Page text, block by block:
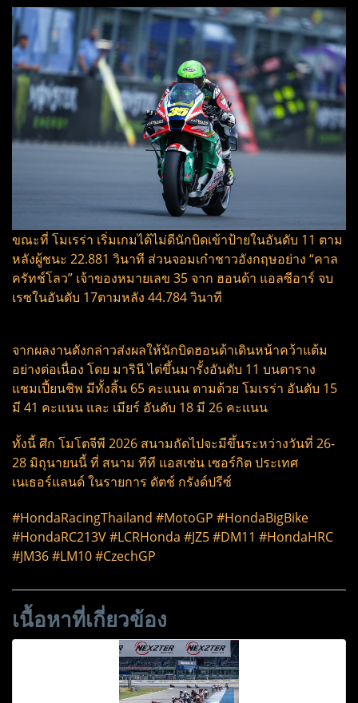
ขณะที่ โมเรร่า เริ่มเกมได้ไม่ดีนักบิดเข้าป้ายในอันดับ 11 ตาม
หลังผู้ชนะ 22.881 วินาที ส่วนจอมเก๋าชาวอังกฤษอย่าง “คาล
ครัทช์โลว” เจ้าของหมายเลข 35 จาก ฮอนด้า แอลซีอาร์ จบ
เรซในอันดับ 17ตามหลัง 44.784 วินาที
จากผลงานดังกล่าวส่งผลให้นักบิดฮอนด้าเดินหน้าคว้าแต้ม
อย่างต่อเนื่อง โดย มารินี ไต่ขึ้นมารั้งอันดับ 11 บนตาราง
แชมเปี้ยนชิพ มีทั้งสิ้น 65 คะแนน ตามด้วย โมเรร่า อันดับ 15
มี 41 คะแนน และ เมียร์ อันดับ 18 มี 26 คะแนน
ทั้งนี้ ศึก โมโตจีพี 2026 สนามถัดไปจะมีขึ้นระหว่างวันที่ 26-
28 มิถุนายนนี้ ที่ สนาม ทีที แอสเซ่น เซอร์กิต ประเทศ
เนเธอร์แลนด์ ในรายการ ดัตช์ กรังด์ปรีซ์
#HondaRacingThailand #MotoGP #HondaBigBike
#HondaRC213V #LCRHonda #JZ5 #DM11 #HondaHRC
#JM36 #LM10 #CzechGP
เนื้อหาที่เกี่ยวข้อง